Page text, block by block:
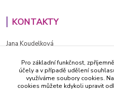
KONTAKTY
Jana Koudelková
PO - PÁ (8-16h)
info@decida.cz
Pro základní funkčnost,
účely a v případě udělení
využíváme soubory cookies.
cookies můžete kdykoli upravit